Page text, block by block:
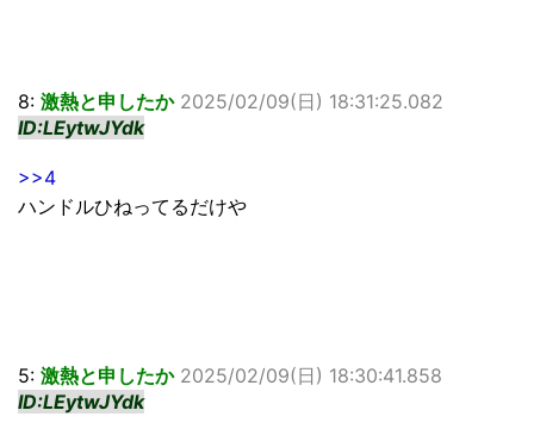
8: 激熱と申したか 2025/02/09(日) 18:31:25.082
ID:LEytwJYdk
>>4
ハンドルひねってるだけや
5: 激熱と申したか 2025/02/09(日) 18:30:41.858
ID:LEytwJYdk